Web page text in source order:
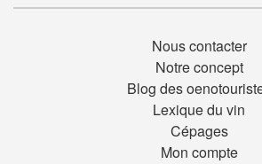
Nous contacter
Notre concept
Blog des
Lexique du vin
Cépages
Mon compte